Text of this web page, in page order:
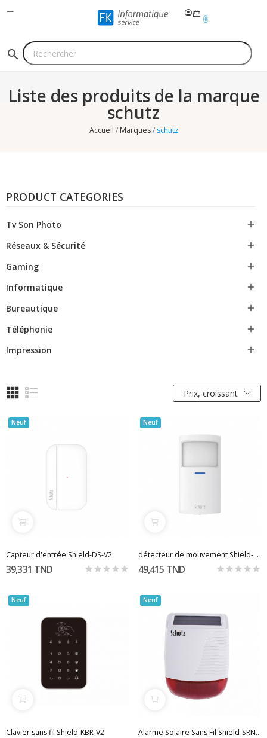
0
search
Liste des produits de la marque
schutz
Accueil Marques schutz
PRODUCT CATEGORIES
Tv Son Photo 
Réseaux & Sécurité 
Gaming 
Informatique 
Bureautique 
Téléphonie 
Impression 
Prix, croissant
Neuf
Capteur d'entrée Shield-DS-V2
39,331 TND
Neuf
détecteur de mouvement Shield-MD-V2
49,415 TND
Neuf
Clavier sans fil Shield-KBR-V2
Neuf
Alarme Solaire Sans Fil Shield-SRN-V2